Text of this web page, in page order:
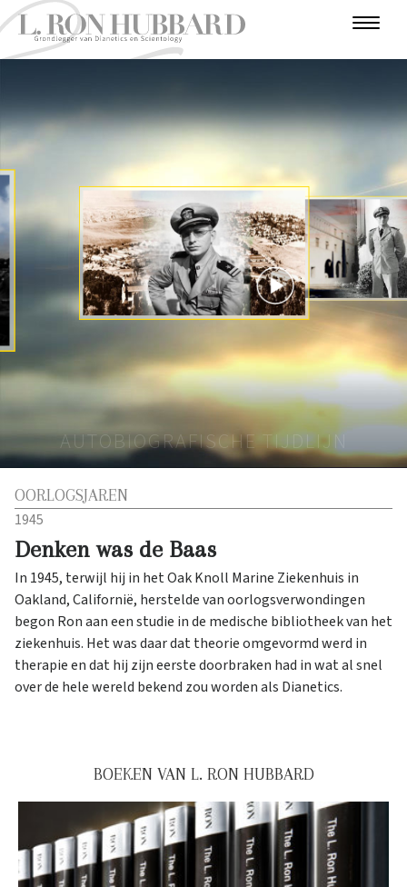
T
R
O
D
U
C
T
E
L
A
N
T
R
O
O
O
R
L
O
G
S
J
A
E
U
T
E
U
R
U
N
I
V
E
R
S
I
T
V
O
N
T
U
R
I
E
R
V
R
R
E
O
O
S
T
D
E
B
E
G
I
N
J
A
R
AUTOBIOGRAFISCHE TIJDLIJN
OORLOGSJAREN
1945
Denken was de Baas
In 1945, terwijl hij in het Oak Knoll Marine Ziekenhuis in
Oakland, Californië, herstelde van oorlogsverwondingen
begon Ron aan een studie in de medische bibliotheek van het
ziekenhuis. Het was daar dat theorie omgevormd werd in
therapie en dat hij zijn eerste doorbraken had in wat al snel
over de hele wereld bekend zou worden als Dianetics.
BOEKEN VAN L. RON HUBBARD